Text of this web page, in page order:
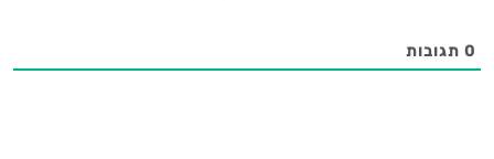
0 תגובות